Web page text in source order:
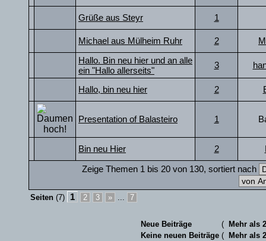
Grüße aus Steyr 1
Michael aus Mülheim Ruhr 2
Hallo. Bin neu hier und an alle
ein "Hallo allerseits"
3
Hallo, bin neu hier 2
Presentation of Balasteiro 1
Bin neu Hier 2
Zeige Themen 1 bis 20 von 130, sortiert nach
Seiten (7) 1 2 3 » ... 7
Neue Beiträge (
Mehr als
Keine neuen Beiträge ( Mehr als